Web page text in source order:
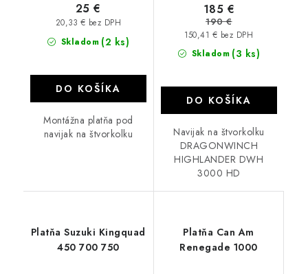
Skladom (2 ks)
20,33 € bez DPH
25 €
DO KOŠÍKA
Montážna platňa pod
navijak na štvorkolku
Skladom (3 ks)
150,41 € bez DPH
185 €
190 €
DO KOŠÍKA
Navijak na štvorkolku
DRAGONWINCH
HIGHLANDER DWH
3000 HD
Platňa Suzuki Kingquad
450 700 750
Platňa Can Am
Renegade 1000